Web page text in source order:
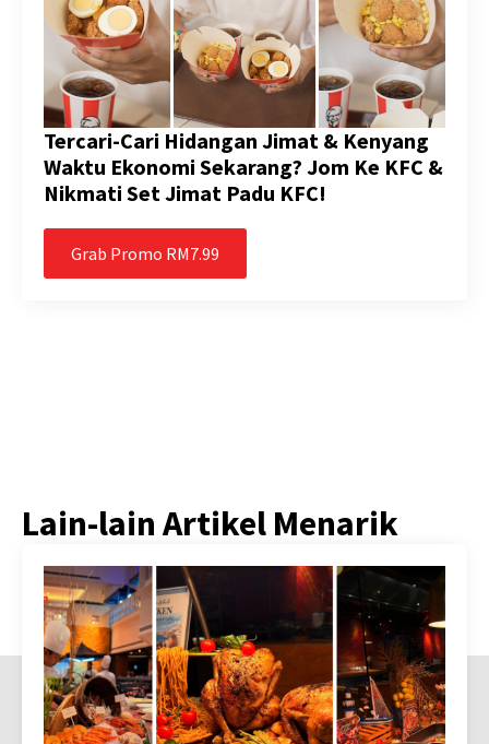
Tercari-Cari Hidangan Jimat & Kenyang
Waktu Ekonomi Sekarang? Jom Ke KFC &
Nikmati Set Jimat Padu KFC!
Grab Promo RM7.99
Lain-lain Artikel Menarik